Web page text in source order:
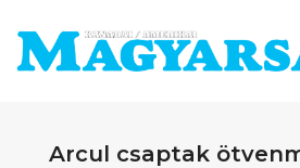
Arcul csaptak